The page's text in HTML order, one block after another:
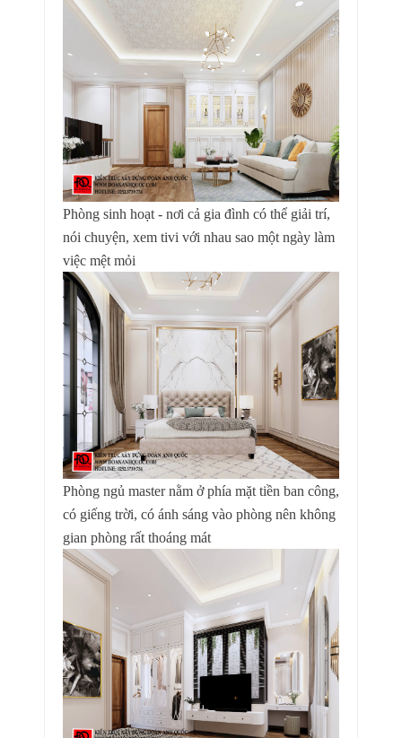
Phòng sinh hoạt - nơi cả gia đình có thể giải trí,
nói chuyện, xem tivi với nhau sao một ngày làm
việc mệt mỏi
Phòng ngủ master nằm ở phía mặt tiền ban công,
có giếng trời, có ánh sáng vào phòng nên không
gian phòng rất thoáng mát